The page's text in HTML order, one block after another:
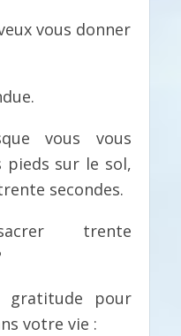
vous donner
vous vous
pieds sur le sol,
secondes.
trente
gratitude pour
votre vie :